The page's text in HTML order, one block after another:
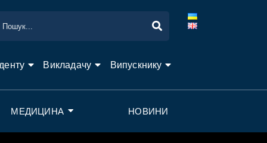
Викладачу Випускнику
МЕДИЦИНА НОВИНИ